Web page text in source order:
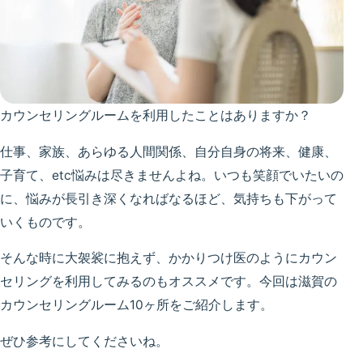
カウンセリングルームを利用したことはありますか？
仕事、家族、あらゆる人間関係、自分自身の将来、健康、
子育て、etc悩みは尽きませんよね。いつも笑顔でいたいの
に、悩みが長引き深くなればなるほど、気持ちも下がって
いくものです。
そんな時に大袈裟に抱えず、かかりつけ医のようにカウン
セリングを利用してみるのもオススメです。今回は滋賀の
カウンセリングルーム10ヶ所をご紹介します。
ぜひ参考にしてくださいね。